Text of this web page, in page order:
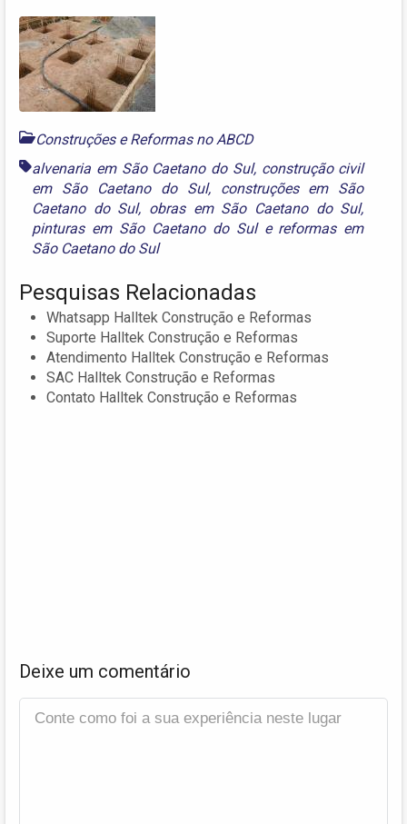
Construções e Reformas no ABCD
alvenaria em São Caetano do Sul, construção civil
em São Caetano do Sul, construções em São
Caetano do Sul, obras em São Caetano do Sul,
pinturas em São Caetano do Sule reformas em
São Caetano do Sul
Pesquisas Relacionadas
Whatsapp Halltek Construção e Reformas
Suporte Halltek Construção e Reformas
Atendimento Halltek Construção e Reformas
SAC Halltek Construção e Reformas
Contato Halltek Construção e Reformas
Deixe um comentário